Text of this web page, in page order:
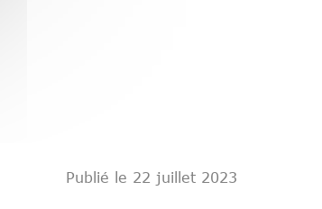
Publié le 22 juillet 2023